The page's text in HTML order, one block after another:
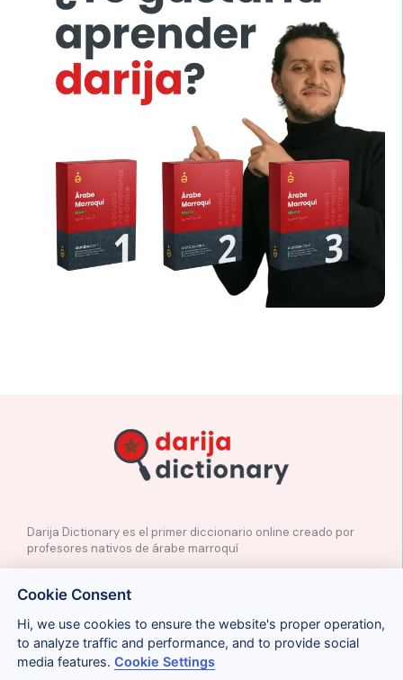
Darija Dictionary es el primer diccionario online creado por
profesores nativos de árabe marroquí
Contacto
📲Redes Sociales
🤝🏼Proponer palabras
Cookie Consent
Hi, we use cookies to ensure the website's proper operation,
to analyze traffic and performance, and to provide social
media features.Cookie Settings